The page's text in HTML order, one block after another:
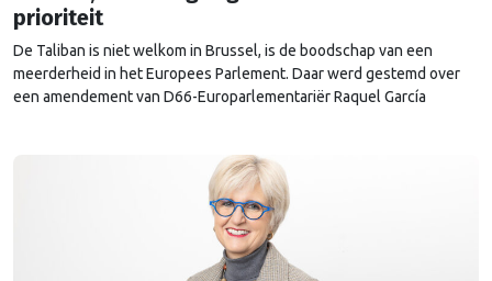
prioriteit
De Taliban is niet welkom in Brussel, is de boodschap van een
meerderheid in het Europees Parlement. Daar werd gestemd over
een amendement van D66-Europarlementariër Raquel García